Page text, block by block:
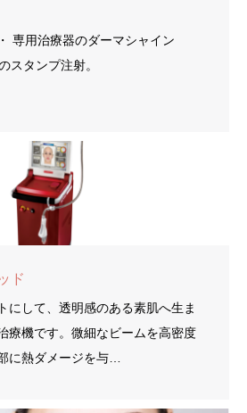
スタンプ注射。
ド
にして、透明感のある素肌へ生ま
療機です。微細なビームを高密度
に熱ダメージを与…